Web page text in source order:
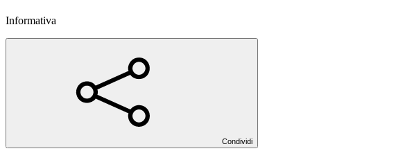
Informativa
Condividi